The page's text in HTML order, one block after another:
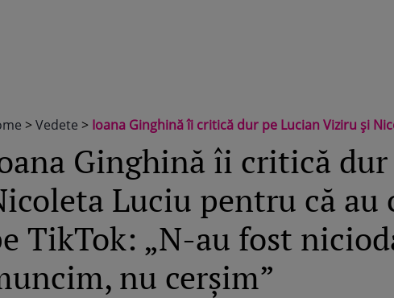
>Vedete > Ioana Ginghină îi critică dur pe Lucian Viziru și Nicoleta Luciu pentru că au
Ginghină îi critică
Luciu pentru că
TikTok: „N-au fost
nu cerșim”